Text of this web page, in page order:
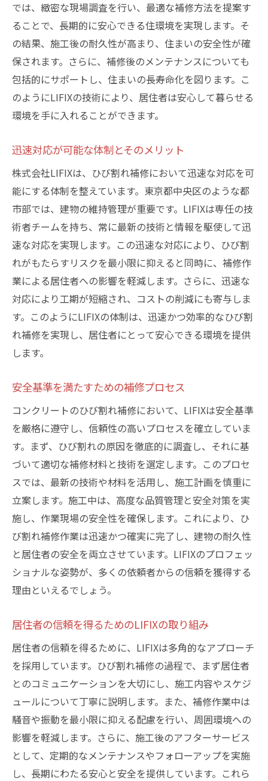
では、緻密な現場調査を行い、最適な補修方法を提案す
ることで、長期的に安心できる住環境を実現します。そ
の結果、施工後の耐久性が高まり、住まいの安全性が確
保されます。さらに、補修後のメンテナンスについても
包括的にサポートし、住まいの長寿命化を図ります。こ
のようにLIFIXの技術により、居住者は安心して暮らせる
環境を手に入れることができます。
迅速対応が可能な体制とそのメリット
株式会社LIFIXは、ひび割れ補修において迅速な対応を可
能にする体制を整えています。東京都中央区のような都
市部では、建物の維持管理が重要です。LIFIXは専任の技
術者チームを持ち、常に最新の技術と情報を駆使して迅
速な対応を実現します。この迅速な対応により、ひび割
れがもたらすリスクを最小限に抑えると同時に、補修作
業による居住者への影響を軽減します。さらに、迅速な
対応により工期が短縮され、コストの削減にも寄与しま
す。このようにLIFIXの体制は、迅速かつ効率的なひび割
れ補修を実現し、居住者にとって安心できる環境を提供
します。
安全基準を満たすための補修プロセス
コンクリートのひび割れ補修において、LIFIXは安全基準
を厳格に遵守し、信頼性の高いプロセスを確立していま
す。まず、ひび割れの原因を徹底的に調査し、それに基
づいて適切な補修材料と技術を選定します。このプロセ
スでは、最新の技術や材料を活用し、施工計画を慎重に
立案します。施工中は、高度な品質管理と安全対策を実
施し、作業現場の安全性を確保します。これにより、ひ
び割れ補修作業は迅速かつ確実に完了し、建物の耐久性
と居住者の安全を両立させています。LIFIXのプロフェッ
ショナルな姿勢が、多くの依頼者からの信頼を獲得する
理由といえるでしょう。
居住者の信頼を得るためのLIFIXの取り組み
居住者の信頼を得るために、LIFIXは多角的なアプローチ
を採用しています。ひび割れ補修の過程で、まず居住者
とのコミュニケーションを大切にし、施工内容やスケジ
ュールについて丁寧に説明します。また、補修作業中は
騒音や振動を最小限に抑える配慮を行い、周囲環境への
影響を軽減します。さらに、施工後のアフターサービス
として、定期的なメンテナンスやフォローアップを実施
し、長期にわたる安心と安全を提供しています。これら